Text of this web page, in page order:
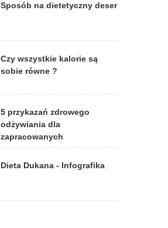
Sposób na dietetyczny deser
Czy wszystkie kalorie są
sobie równe ?
5 przykazań zdrowego
odżywiania dla
zapracowanych
Dieta Dukana - Infografika